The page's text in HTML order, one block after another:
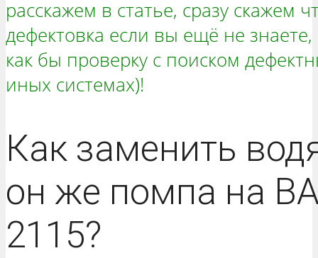
расскажем в статье, сразу скажем
дефектовка если вы ещё не
как бы проверку с поиском
иных системах)!
Как заменить
он же помпа на
2115?